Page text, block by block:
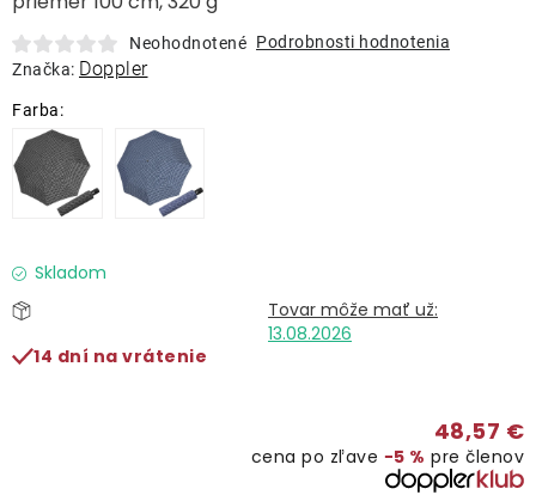
Dáždniky
Klub výhod
Neohodnotené Podrobnosti hodnotenia
Značka: Doppler
Skladom
13.08.2026
14 dní na vrátenie
48,57 €
cena po zľave −5 % pre členov